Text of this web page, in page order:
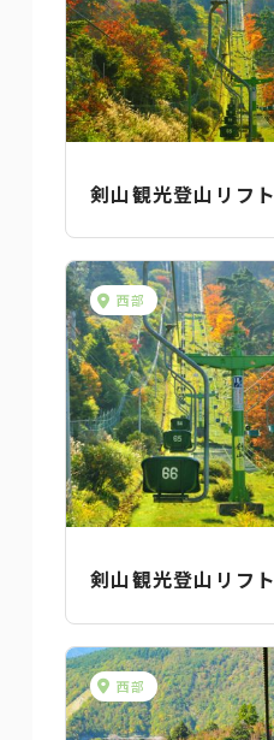
剣山観光登山リフト
西部
剣山観光登山リフト
西部